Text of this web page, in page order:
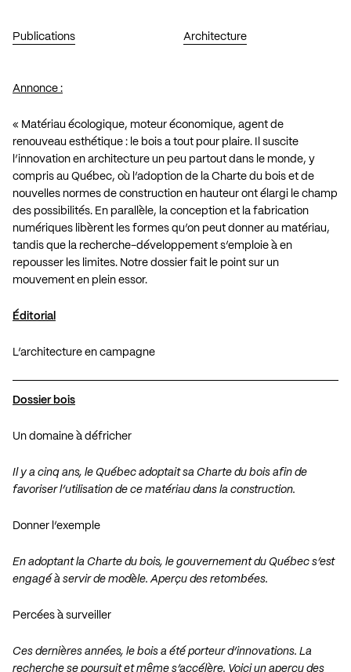
Publications Architecture
Annonce :
« Matériau écologique, moteur économique, agent de
renouveau esthétique : le bois a tout pour plaire. Il suscite
l’innovation en architecture un peu partout dans le monde, y
compris au Québec, où l’adoption de la Charte du bois et de
nouvelles normes de construction en hauteur ont élargi le champ
des possibilités. En parallèle, la conception et la fabrication
numériques libèrent les formes qu’on peut donner au matériau,
tandis que la recherche-développement s’emploie à en
repousser les limites. Notre dossier fait le point sur un
mouvement en plein essor.
Éditorial
L’architecture en campagne
Dossier bois
Un domaine à défricher
Il y a cinq ans, le Québec adoptait sa Charte du bois afin de
favoriser l’utilisation de ce matériau dans la construction.
Donner l’exemple
En adoptant la Charte du bois, le gouvernement du Québec s’est
engagé à servir de modèle. Aperçu des retombées.
Percées à surveiller
Ces dernières années, le bois a été porteur d’innovations. La
recherche se poursuit et même s’accélère. Voici un aperçu des